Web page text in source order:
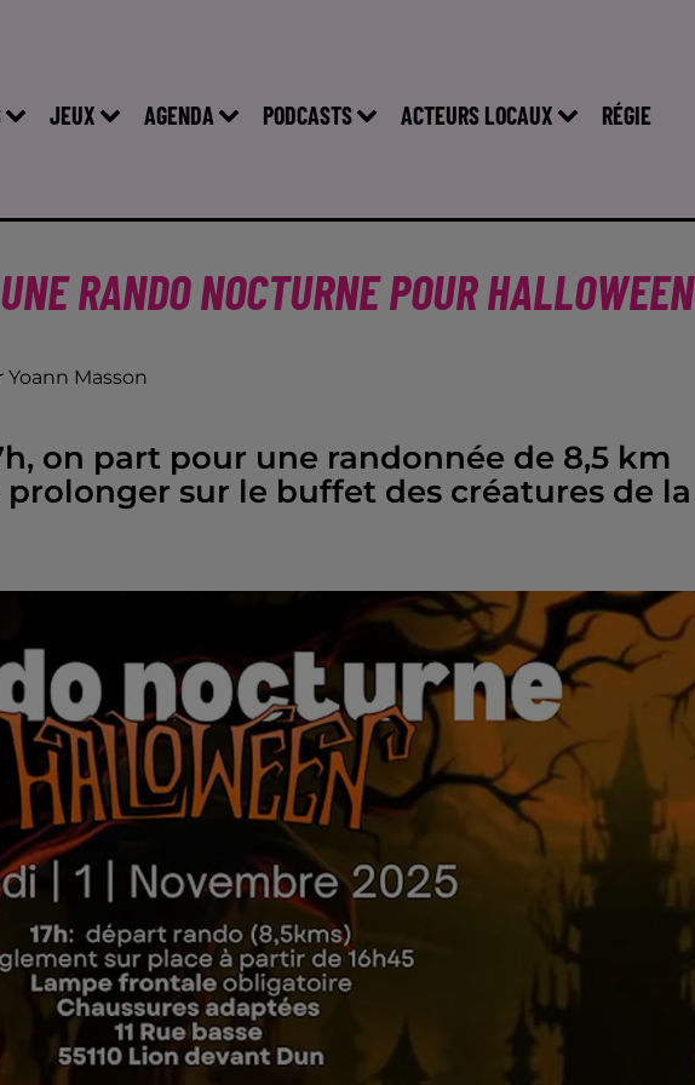
JEUX AGENDA PODCASTS ACTEURS LOCAUX RÉGIE
RANDO NOCTURNE POUR HALLOWEEN
Yoann Masson
on part pour une randonnée de 8,5 km
sur le buffet des créatures de la